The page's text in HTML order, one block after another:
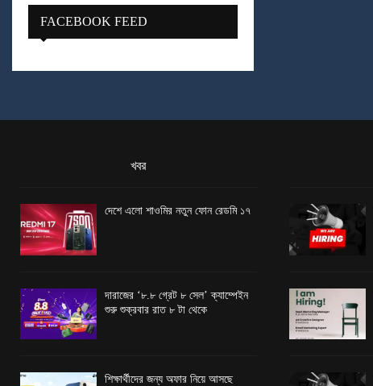
FACEBOOK FEED
খবর
দেশে এলো শাওমির নতুন ফোন রেডমি ১৭
দারাজের ‘৮.৮ গ্রেট ৮ সেল’ ক্যাম্পেইন
শুরু শুক্রবার রাত ৮ টা থেকে
শিক্ষার্থীদের জন্য অফার নিয়ে আসছে